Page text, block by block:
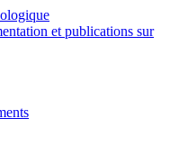
et publications sur